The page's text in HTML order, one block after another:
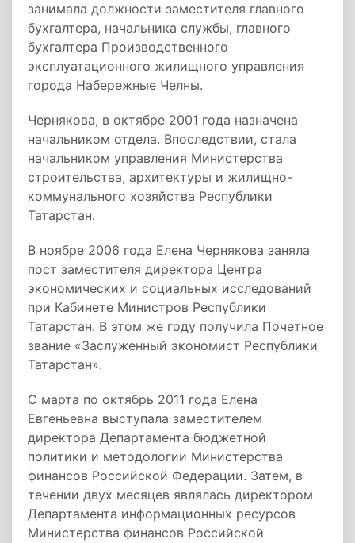
занимала должности заместителя главного
бухгалтера, начальника службы, главного
бухгалтера Производственного
эксплуатационного жилищного управления
города Набережные Челны.
Чернякова, в октябре 2001 года назначена
начальником отдела. Впоследствии, стала
начальником управления Министерства
строительства, архитектуры и жилищно-
коммунального хозяйства Республики
Татарстан.
В ноябре 2006 года Елена Чернякова заняла
пост заместителя директора Центра
экономических и социальных исследований
при Кабинете Министров Республики
Татарстан. В этом же году получила Почетное
звание «Заслуженный экономист Республики
Татарстан».
С марта по октябрь 2011 года Елена
Евгеньевна выступала заместителем
директора Департамента бюджетной
политики и методологии Министерства
финансов Российской Федерации. Затем, в
течении двух месяцев являлась директором
Департамента информационных ресурсов
Министерства финансов Российской